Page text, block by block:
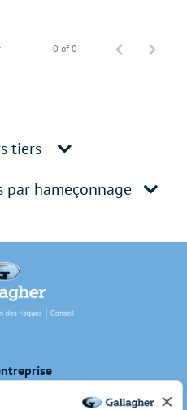
0 of 0
tiers
par hameçonnage
privée du candidat